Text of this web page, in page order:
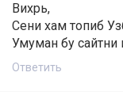
Вихрь,
Сени хам топиб
Умуман бу сайтни
Ответить